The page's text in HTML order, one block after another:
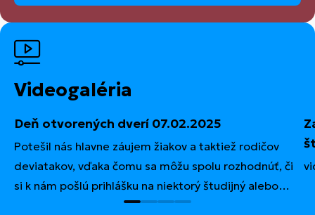
Videogaléria
Deň otvorených dverí 07.02.2025
Potešil nás hlavne záujem žiakov a taktiež rodičov
deviatakov, vďaka čomu sa môžu spolu rozhodnúť, či
si k nám pošlú prihlášku na niektorý študijný alebo
učebný odbor, ktoré predstavili študenti spolu so